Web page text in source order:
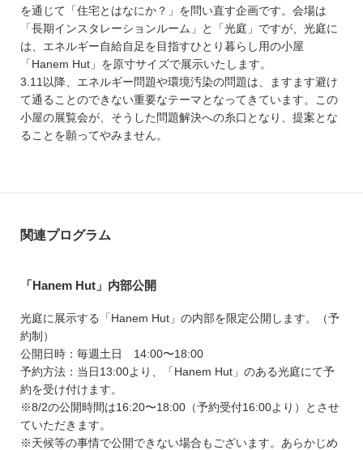
を通じて「住宅とはなにか？」を問い直す企画です。会場は
「長期インスタレーションルーム」と「光庭」ですが、光庭に
は、エネルギー自給自足を目指すひとり暮らし用の小屋
「Hanem Hut」を原寸サイズで展示いたします。
3.11以降、エネルギー問題や環境汚染の問題は、ますます避け
て通ることのできない重要なテーマとなってきています。この
小屋の展覧会が、そうした問題解決への糸口となり、提案とな
ることを願ってやみません。
関連プログラム
「Hanem Hut」内部公開
光庭に展示する「Hanem Hut」の内部を限定公開します。（予
約制）
公開日時：毎週土日 14:00〜18:00
予約方法：当日13:00より、「Hanem Hut」のある光庭にて予
約を受け付けます。
※8/2の公開時間は16:20〜18:00（予約受付16:00より）とさせ
ていただきます。
※天候等の事情で公開できない場合もございます。あらかじめ